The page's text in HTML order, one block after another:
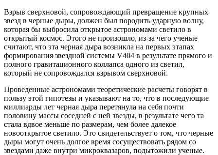
Взрыв сверхновой, сопровождающий превращение крупных
звезд в черные дыры, должен был породить ударную волну,
которая бы выбросила открытое астрономами светило в
открытый космос. Этого не произошло, из-за чего ученые
считают, что эта черная дыра возникла на первых этапах
формирования звездной системы V404 в результате прямого и
полного гравитационного коллапса одного из светил,
который не сопровождался взрывом сверхновой.
Проведенные астрономами теоретические расчеты говорят в
пользу этой гипотезы и указывают на то, что в последующие
миллиарды лет черная дыра перетянула на себя почти
половину массы соседней с ней звезды, в результате чего та
стала вдвое меньше по размерам, чем более далекое
новооткрытое светило. Это свидетельствует о том, что черные
дыры могут очень долгое время сосуществовать рядом со
звездами даже внутри микроквазаров, подытожили ученые.